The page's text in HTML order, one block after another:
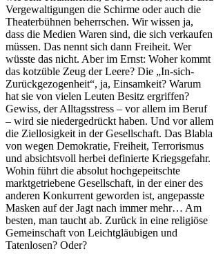
Vergewaltigungen die Schirme oder auch die
Theaterbühnen beherrschen. Wir wissen ja,
dass die Medien Waren sind, die sich verkaufen
müssen. Das nennt sich dann Freiheit. Wer
wüsste das nicht. Aber im Ernst: Woher kommt
das kotzüble Zeug der Leere? Die „In-sich-
Zurückgezogenheit“, ja, Einsamkeit? Warum
hat sie von vielen Leuten Besitz ergriffen?
Gewiss, der Alltagsstress – vor allem im Beruf
– wird sie niedergedrückt haben. Und vor allem
die Ziellosigkeit in der Gesellschaft. Das Blabla
von wegen Demokratie, Freiheit, Terrorismus
und absichtsvoll herbei definierte Kriegsgefahr.
Wohin führt die absolut hochgepeitschte
marktgetriebene Gesellschaft, in der einer des
anderen Konkurrent geworden ist, angepasste
Masken auf der Jagt nach immer mehr… Am
besten, man taucht ab. Zurück in eine religiöse
Gemeinschaft von Leichtgläubigen und
Tatenlosen? Oder?